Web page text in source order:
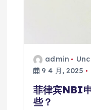
admin
9 4 月, 2025
菲律宾NBI
些？